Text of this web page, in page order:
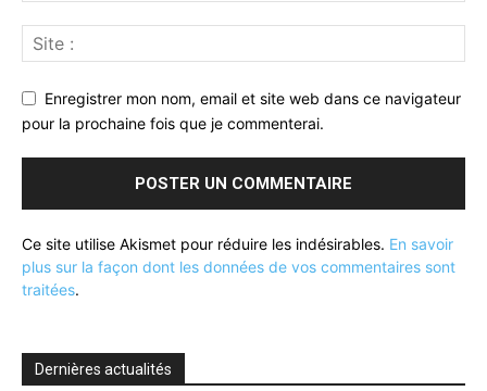
Enregistrer mon nom, email et site web dans ce navigateur
pour la prochaine fois que je commenterai.
Ce site utilise Akismet pour réduire les indésirables. En savoir
plus sur la façon dont les données de vos commentaires sont
traitées.
Dernières actualités